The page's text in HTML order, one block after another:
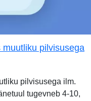
pilvisusega
pilvisusega ilm.
tugevneb 4-10,